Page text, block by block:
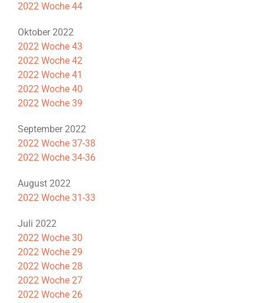
2022 Woche 44
Oktober 2022
2022 Woche 43
2022 Woche 42
2022 Woche 41
2022 Woche 40
2022 Woche 39
September 2022
2022 Woche 37-38
2022 Woche 34-36
August 2022
2022 Woche 31-33
Juli 2022
2022 Woche 30
2022 Woche 29
2022 Woche 28
2022 Woche 27
2022 Woche 26